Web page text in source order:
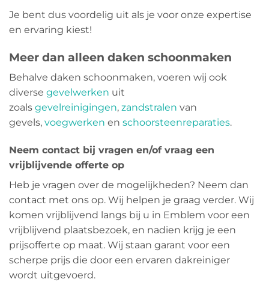
Je bent dus voordelig uit als je voor onze expertise
en ervaring kiest!
Meer dan alleen daken schoonmaken
Behalve daken schoonmaken, voeren wij ook
diverse gevelwerken uit
zoals gevelreinigingen, zandstralen van
gevels, voegwerken en schoorsteenreparaties.
Neem contact bij vragen en/of vraag een
vrijblijvende offerte op
Heb je vragen over de mogelijkheden? Neem dan
contact met ons op. Wij helpen je graag verder. Wij
komen vrijblijvend langs bij u in Emblem voor een
vrijblijvend plaatsbezoek, en nadien krijg je een
prijsofferte op maat. Wij staan garant voor een
scherpe prijs die door een ervaren dakreiniger
wordt uitgevoerd.